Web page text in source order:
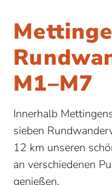
M1–M7
Innerhalb
sieben
12 km unseren
an verschiedenen
genießen.